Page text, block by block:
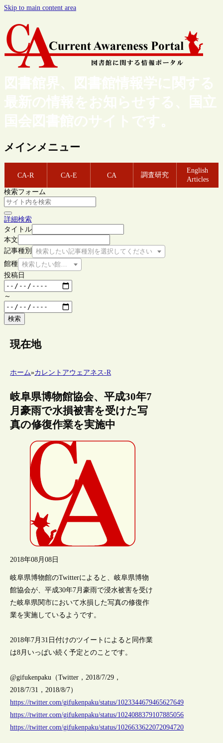
Skip to main content area
図書館界、図書館情報学に関する
最新の情報をお知らせする、国立
国会図書館のサイトです。
メインメニュー
CA-R CA-E CA 調査研究
English
Articles
検索フォーム
詳細検索
タイトル
本文
記事種別
検索したい記事種別を選択してください
館種 検索したい館種を選択してください
投稿日
～
検索
現在地
ホーム»カレントアウェアネス-R
岐阜県博物館協会、平成30年7
月豪雨で水損被害を受けた写
真の修復作業を実施中
2018年08月08日
岐阜県博物館のTwitterによると、岐阜県博物
館協会が、平成30年7月豪雨で浸水被害を受け
た岐阜県関市において水損した写真の修復作
業を実施しているようです。
2018年7月31日付けのツイートによると同作業
は8月いっぱい続く予定とのことです。
@gifukenpaku（Twitter，2018/7/29，
2018/7/31，2018/8/7）
https://twitter.com/gifukenpaku/status/1023344679465627649
https://twitter.com/gifukenpaku/status/1024088379107885056
https://twitter.com/gifukenpaku/status/1026633622072094720